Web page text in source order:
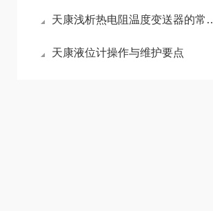
天康浅析热电阻温度变送器的常见类型
天康液位计操作与维护要点